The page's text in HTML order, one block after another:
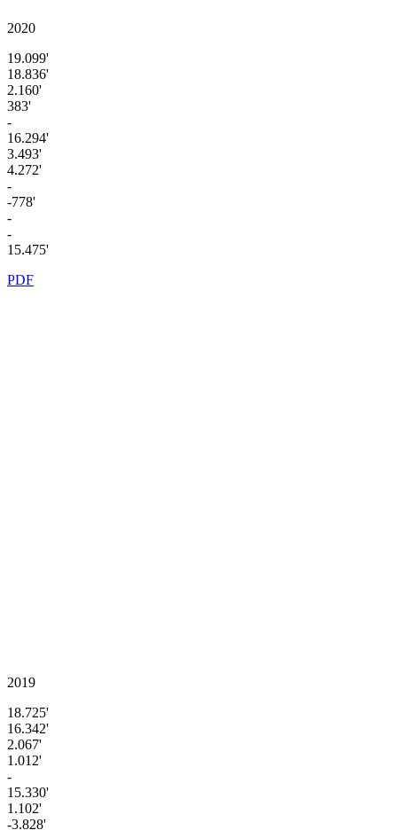
2020
19.099'
18.836'
2.160'
383'
-
16.294'
3.493'
4.272'
-
-778'
-
-
15.475'
PDF
2019
18.725'
16.342'
2.067'
1.012'
-
15.330'
1.102'
-3.828'